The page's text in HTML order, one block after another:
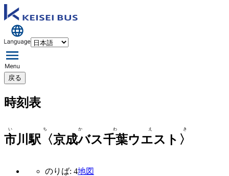
戻る
時刻表
市川駅〈京成バス千葉ウエスト〉
いちかわえき
のりば: 4地図